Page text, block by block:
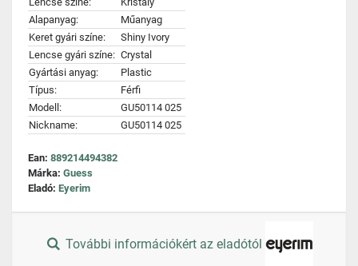
Alapanyag:
Műanyag
Keret gyári színe:
Shiny Ivory
Lencse gyári színe: Crystal
Gyártási anyag:
Plastic
Típus:
Férfi
Modell:
GU50114 025
Nickname:
GU50114 025
Ean: 889214494382
Márka: Guess
Eladó: Eyerim
További információkért az eladótól